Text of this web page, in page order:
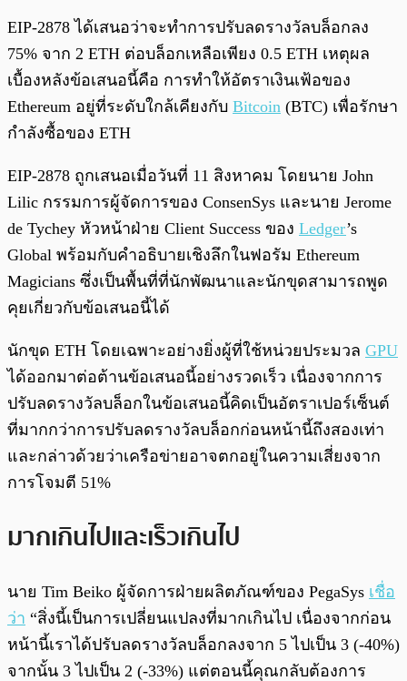
EIP-2878 ได้เสนอว่าจะทำการปรับลดรางวัลบล็อกลง
75% จาก 2 ETH ต่อบล็อกเหลือเพียง 0.5 ETH เหตุผล
เบื้องหลังข้อเสนอนี้คือ การทำให้อัตราเงินเฟ้อของ
Ethereum อยู่ที่ระดับใกล้เคียงกับ Bitcoin (BTC) เพื่อรักษา
กำลังซื้อของ ETH
EIP-2878 ถูกเสนอเมื่อวันที่ 11 สิงหาคม โดยนาย John
Lilic กรรมการผู้จัดการของ ConsenSys และนาย Jerome
de Tychey หัวหน้าฝ่าย Client Success ของ Ledger’s
Global พร้อมกับคำอธิบายเชิงลึกในฟอรัม Ethereum
Magicians ซึ่งเป็นพื้นที่ที่นักพัฒนาและนักขุดสามารถพูด
คุยเกี่ยวกับข้อเสนอนี้ได้
นักขุด ETH โดยเฉพาะอย่างยิ่งผู้ที่ใช้หน่วยประมวล GPU
ได้ออกมาต่อต้านข้อเสนอนี้อย่างรวดเร็ว เนื่องจากการ
ปรับลดรางวัลบล็อกในข้อเสนอนี้คิดเป็นอัตราเปอร์เซ็นต์
ที่มากกว่าการปรับลดรางวัลบล็อกก่อนหน้านี้ถึงสองเท่า
และกล่าวด้วยว่าเครือข่ายอาจตกอยู่ในความเสี่ยงจาก
การโจมตี 51%
มากเกินไปและเร็วเกินไป
นาย Tim Beiko ผู้จัดการฝ่ายผลิตภัณฑ์ของ PegaSys เชื่อ
ว่า “สิ่งนี้เป็นการเปลี่ยนแปลงที่มากเกินไป เนื่องจากก่อน
หน้านี้เราได้ปรับลดรางวัลบล็อกลงจาก 5 ไปเป็น 3 (-40%)
จากนั้น 3 ไปเป็น 2 (-33%) แต่ตอนนี้คุณกลับต้องการ